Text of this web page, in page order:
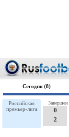
Сегодня (8)
Российская
премьер-лига
0
2
Завершен